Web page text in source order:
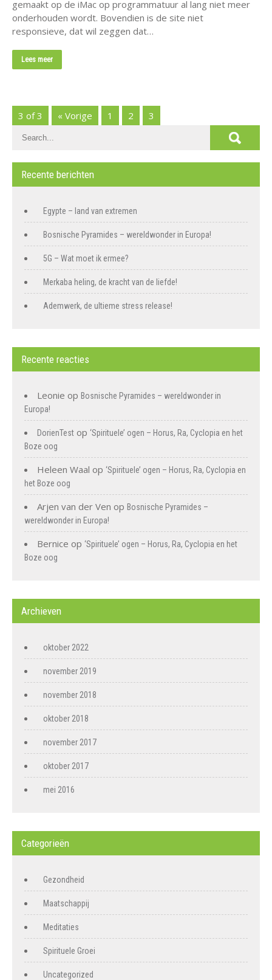
gemaakt op de iMac op programmatuur al lang niet meer
onderhouden wordt. Bovendien is de site niet
responsieve, dat wil zeggen dat…
Lees meer
3 of 3 « Vorige 1 2 3
Recente berichten
Egypte – land van extremen
Bosnische Pyramides – wereldwonder in Europa!
5G – Wat moet ik ermee?
Merkaba heling, de kracht van de liefde!
Ademwerk, de ultieme stress release!
Recente reacties
Leonie op Bosnische Pyramides – wereldwonder in
Europa!
DorienTest op ‘Spirituele’ ogen – Horus, Ra, Cyclopia en het
Boze oog
Heleen Waal op ‘Spirituele’ ogen – Horus, Ra, Cyclopia en
het Boze oog
Arjen van der Ven op Bosnische Pyramides –
wereldwonder in Europa!
Bernice op ‘Spirituele’ ogen – Horus, Ra, Cyclopia en het
Boze oog
Archieven
oktober 2022
november 2019
november 2018
oktober 2018
november 2017
oktober 2017
mei 2016
Categorieën
Gezondheid
Maatschappij
Meditaties
Spirituele Groei
Uncategorized